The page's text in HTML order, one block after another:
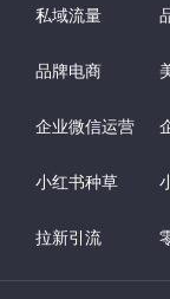
私域流量
品牌电商
企业微信运营
小红书种草
拉新引流